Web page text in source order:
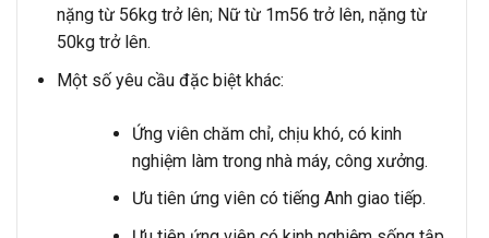
nặng từ 56kg trở lên; Nữ từ 1m56 trở lên, nặng từ
50kg trở lên.
Một số yêu cầu đặc biệt khác:
Ứng viên chăm chỉ, chịu khó, có kinh
nghiệm làm trong nhà máy, công xưởng.
Ưu tiên ứng viên có tiếng Anh giao tiếp.